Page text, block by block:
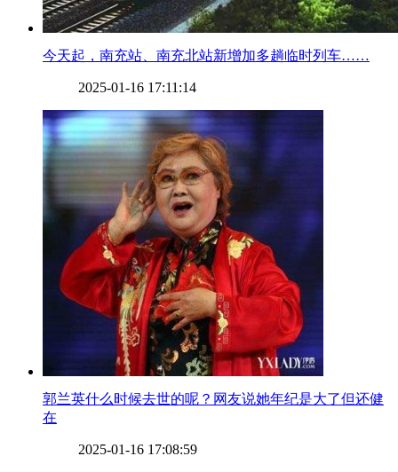
​今天起，南充站、南充北站新增加多趟临时列车……
2025-01-16 17:11:14
​郭兰英什么时候去世的呢？网友说她年纪是大了但还健
在
2025-01-16 17:08:59